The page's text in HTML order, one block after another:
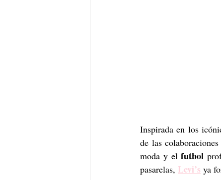
Inspirada en los
de las
moda y el futbol
pasarelas, Levi’s ya